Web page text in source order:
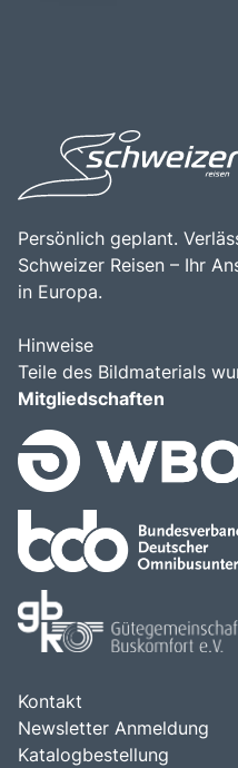
Persönlich geplant.
Schweizer Reisen – Ihr
in Europa.
Hinweise
Teile des Bildmaterials
Mitgliedschaften
Kontakt
Newsletter Anmeldung
Katalogbestellung